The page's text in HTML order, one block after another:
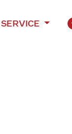
SERVICE